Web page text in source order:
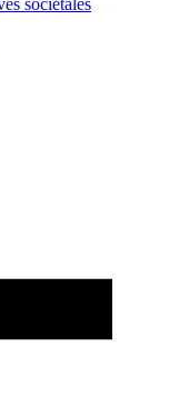
sociétales